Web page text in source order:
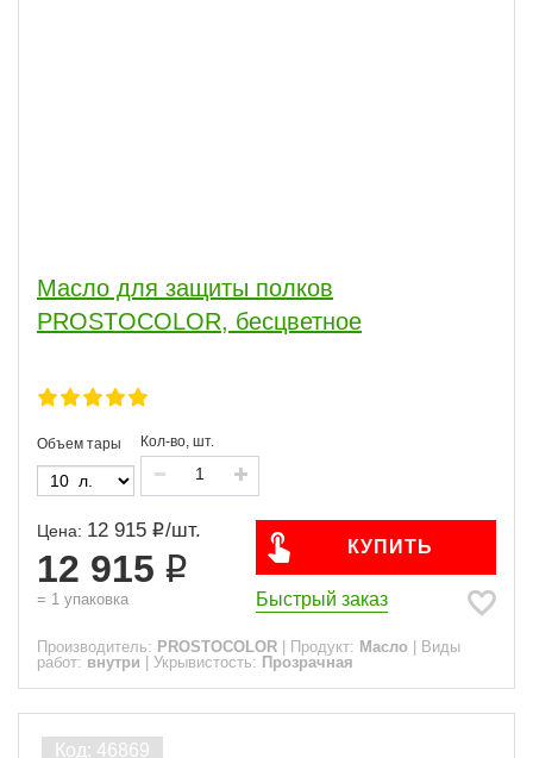
Масло для защиты полков
PROSTOCOLOR, бесцветное
Объем тары Кол-во, шт.
Цена: 12 915 /шт.
12 915
= 1 упаковка
КУПИТЬ
Быстрый заказ
Производитель: PROSTOCOLOR Продукт: Масло
Виды
работ: внутри Укрывистость: Прозрачная